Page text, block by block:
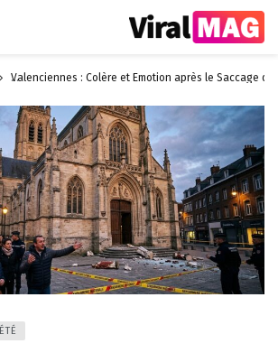
Valenciennes : Colère et Émotion après le Saccage de